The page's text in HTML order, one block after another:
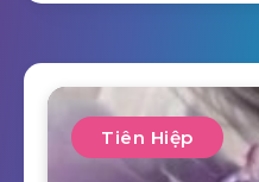
Tiên Hiệp